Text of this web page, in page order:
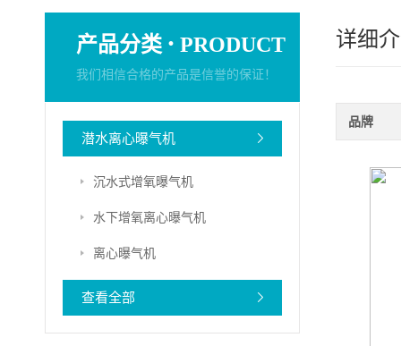
产品分类 · PRODUCT
我们相信合格的产品是信誉的保证！
潜水离心曝气机
沉水式增氧曝气机
水下增氧离心曝气机
离心曝气机
查看全部
详细
品牌